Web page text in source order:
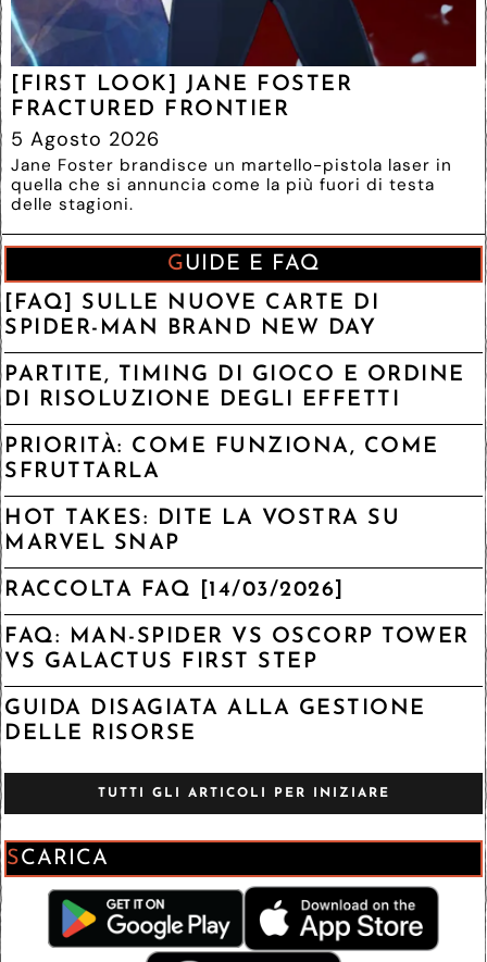
[FIRST LOOK] JANE FOSTER
FRACTURED FRONTIER
5 Agosto 2026
Jane Foster brandisce un martello-pistola laser in
quella che si annuncia come la più fuori di testa
delle stagioni.
GUIDE E FAQ
[FAQ] SULLE NUOVE CARTE DI
SPIDER-MAN BRAND NEW DAY
PARTITE, TIMING DI GIOCO E ORDINE
DI RISOLUZIONE DEGLI EFFETTI
PRIORITÀ: COME FUNZIONA, COME
SFRUTTARLA
HOT TAKES: DITE LA VOSTRA SU
MARVEL SNAP
RACCOLTA FAQ [14/03/2026]
FAQ: MAN-SPIDER VS OSCORP TOWER
VS GALACTUS FIRST STEP
GUIDA DISAGIATA ALLA GESTIONE
DELLE RISORSE
TUTTI GLI ARTICOLI PER INIZIARE
SCARICA